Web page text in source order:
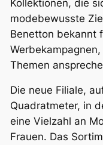
Kollektionen, die
modebewusste
Benetton bekannt
Themen
Die neue Filiale,
Quadratmeter, in
eine Vielzahl an
Frauen. Das